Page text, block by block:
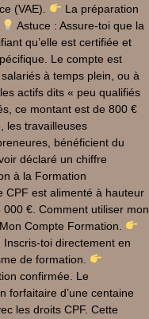
(VAE).
La préparation
Astuce : Assure-toi que la
qu’elle est certifiée et
Le compte est
à temps plein, ou à
actifs dits « peu qualifiés
ce montant est de 800 €
les travailleuses
bénéficient du
déclaré un chiffre
à la Formation
CPF est alimenté à hauteur
€. Comment utiliser mon
Compte Formation.
Inscris-toi directement en
de formation.
confirmée. Le
forfaitaire d’une centaine
les droits CPF. Cette